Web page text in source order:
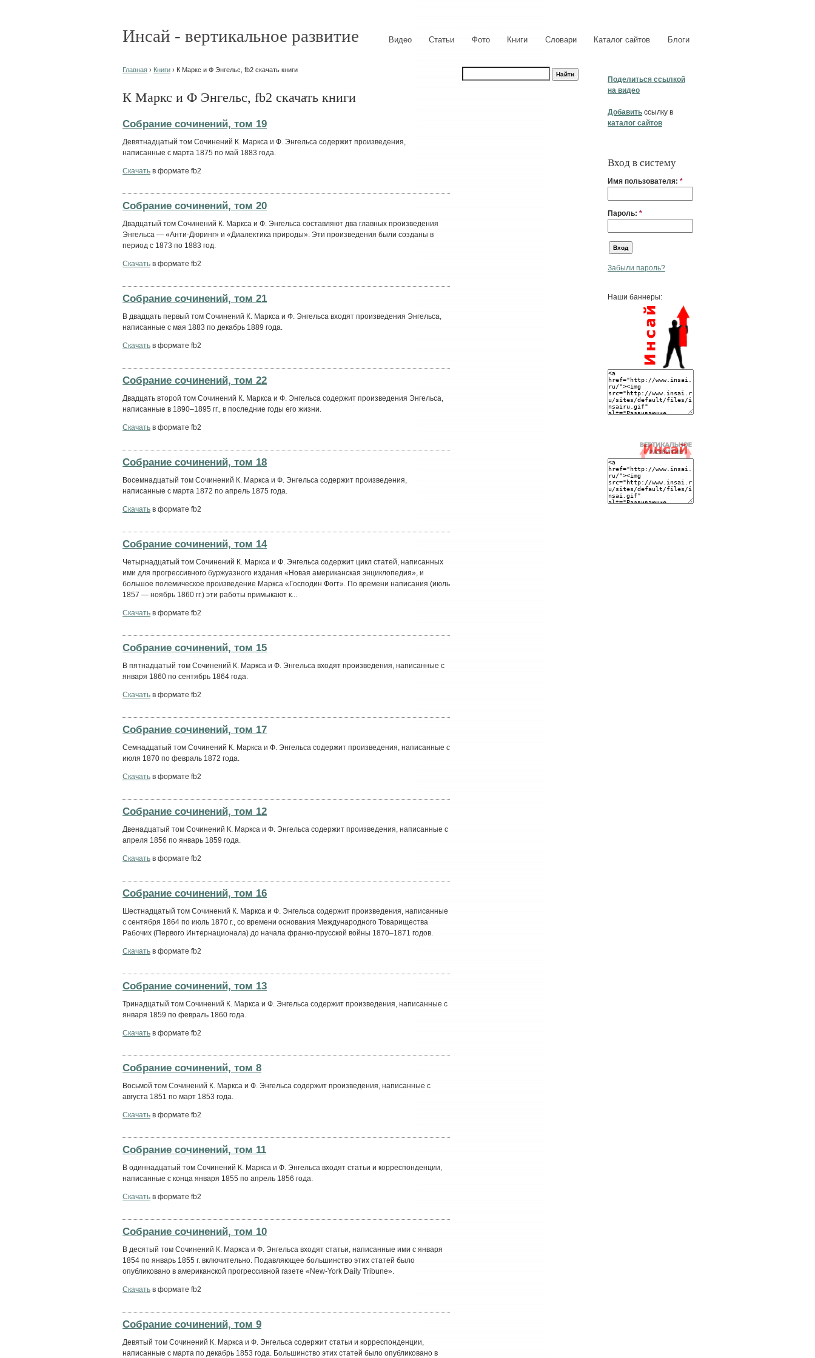
Инсай - вертикальное развитие Видео Статьи Фото Книги Словари Каталог сайтов Блоги
Поделиться ссылкой
на видео
Добавить ссылку в
каталог сайтов
Вход в систему
Имя пользователя: *
Пароль: *
Забыли пароль?
Наши баннеры:
Главная › Книги › К Маркс и Ф Энгельс, fb2 скачать книги
К Маркс и Ф Энгельс, fb2 скачать книги
Собрание сочинений, том 19
Девятнадцатый том Сочинений К. Маркса и Ф. Энгельса содержит произведения,
написанные с марта 1875 по май 1883 года.
Скачать в формате fb2
Собрание сочинений, том 20
Двадцатый том Сочинений К. Маркса и Ф. Энгельса составляют два главных произведения
Энгельса — «Анти-Дюринг» и «Диалектика природы». Эти произведения были созданы в
период с 1873 по 1883 год.
Скачать в формате fb2
Собрание сочинений, том 21
В двадцать первый том Сочинений К. Маркса и Ф. Энгельса входят произведения Энгельса,
написанные с мая 1883 по декабрь 1889 года.
Скачать в формате fb2
Собрание сочинений, том 22
Двадцать второй том Сочинений К. Маркса и Ф. Энгельса содержит произведения Энгельса,
написанные в 1890–1895 гг., в последние годы его жизни.
Скачать в формате fb2
Собрание сочинений, том 18
Восемнадцатый том Сочинений К. Маркса и Ф. Энгельса содержит произведения,
написанные с марта 1872 по апрель 1875 года.
Скачать в формате fb2
Собрание сочинений, том 14
Четырнадцатый том Сочинений К. Маркса и Ф. Энгельса содержит цикл статей, написанных
ими для прогрессивного буржуазного издания «Новая американская энциклопедия», и
большое полемическое произведение Маркса «Господин Фогт». По времени написания (июль
1857 — ноябрь 1860 гг.) эти работы примыкают к...
Скачать в формате fb2
Собрание сочинений, том 15
В пятнадцатый том Сочинений К. Маркса и Ф. Энгельса входят произведения, написанные с
января 1860 по сентябрь 1864 года.
Скачать в формате fb2
Собрание сочинений, том 17
Семнадцатый том Сочинений К. Маркса и Ф. Энгельса содержит произведения, написанные с
июля 1870 по февраль 1872 года.
Скачать в формате fb2
Собрание сочинений, том 12
Двенадцатый том Сочинений К. Маркса и Ф. Энгельса содержит произведения, написанные с
апреля 1856 по январь 1859 года.
Скачать в формате fb2
Собрание сочинений, том 16
Шестнадцатый том Сочинений К. Маркса и Ф. Энгельса содержит произведения, написанные
с сентября 1864 по июль 1870 г., со времени основания Международного Товарищества
Рабочих (Первого Интернационала) до начала франко-прусской войны 1870–1871 годов.
Скачать в формате fb2
Собрание сочинений, том 13
Тринадцатый том Сочинений К. Маркса и Ф. Энгельса содержит произведения, написанные с
января 1859 по февраль 1860 года.
Скачать в формате fb2
Собрание сочинений, том 8
Восьмой том Сочинений К. Маркса и Ф. Энгельса содержит произведения, написанные с
августа 1851 по март 1853 года.
Скачать в формате fb2
Собрание сочинений, том 11
В одиннадцатый том Сочинений К. Маркса и Ф. Энгельса входят статьи и корреспонденции,
написанные с конца января 1855 по апрель 1856 года.
Скачать в формате fb2
Собрание сочинений, том 10
В десятый том Сочинений К. Маркса и Ф. Энгельса входят статьи, написанные ими с января
1854 по январь 1855 г. включительно. Подавляющее большинство этих статей было
опубликовано в американской прогрессивной газете «New-York Daily Tribune».
Скачать в формате fb2
Собрание сочинений, том 9
Девятый том Сочинений К. Маркса и Ф. Энгельса содержит статьи и корреспонденции,
написанные с марта по декабрь 1853 года. Большинство этих статей было опубликовано в